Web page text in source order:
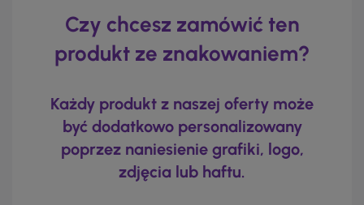
Czy chcesz zamówić ten
produkt ze znakowaniem?
Każdy produkt z naszej oferty może
być dodatkowo personalizowany
poprzez naniesienie grafiki, logo,
zdjęcia lub haftu.